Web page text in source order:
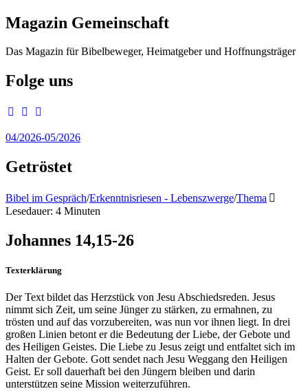
Magazin Gemeinschaft
Das Magazin für Bibelbeweger, Heimatgeber und Hoffnungsträger
Folge uns
04/2026-05/2026
Getröstet
Bibel im Gespräch/Erkenntnisriesen - Lebenszwerge/Thema
Lesedauer: 4 Minuten
Johannes 14,15-26
Texterklärung
Der Text bildet das Herzstück von Jesu Abschiedsreden. Jesus
nimmt sich Zeit, um seine Jünger zu stärken, zu ermahnen, zu
trösten und auf das vorzubereiten, was nun vor ihnen liegt. In drei
großen Linien betont er die Bedeutung der Liebe, der Gebote und
des Heiligen Geistes. Die Liebe zu Jesus zeigt und entfaltet sich im
Halten der Gebote. Gott sendet nach Jesu Weggang den Heiligen
Geist. Er soll dauerhaft bei den Jüngern bleiben und darin
unterstützen seine Mission weiterzuführen.